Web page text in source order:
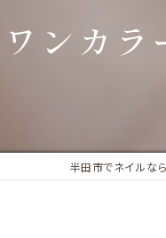
ンカラ
半田市でネイルな